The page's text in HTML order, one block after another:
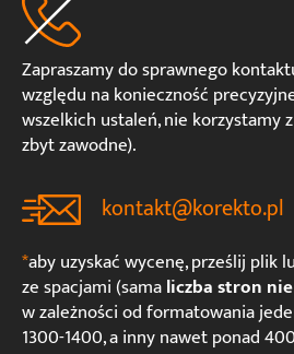
Zapraszamy do sprawnego
względu na konieczność
wszelkich ustaleń, nie korzystamy
zbyt zawodne).
kontakt@korekto.pl
*aby uzyskać wycenę, prześlij plik
ze spacjami (samaliczba stron
w zależności od formatowania
1300-1400, a inny nawet ponad